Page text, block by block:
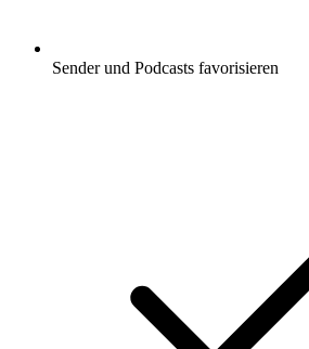
Sender und Podcasts favorisieren